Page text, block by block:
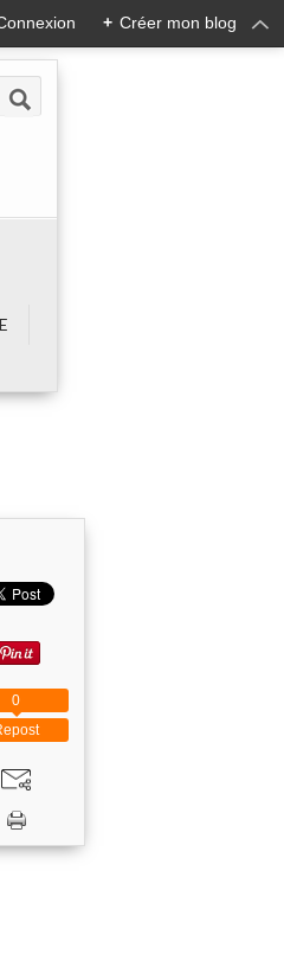
+ Créer mon blog
0